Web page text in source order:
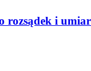
rozsądek i